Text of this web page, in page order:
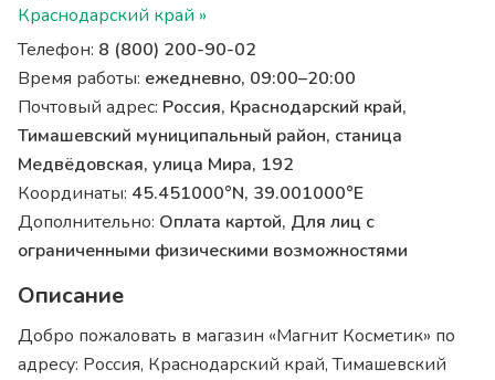
Краснодарский край »
Телефон: 8 (800) 200-90-02
Время работы: ежедневно, 09:00–20:00
Почтовый адрес: Россия, Краснодарский край,
Тимашевский муниципальный район, станица
Медвёдовская, улица Мира, 192
Координаты: 45.451000°N, 39.001000°E
Дополнительно: Оплата картой, Для лиц с
ограниченными физическими возможностями
Описание
Добро пожаловать в магазин «Магнит Косметик» по
адресу: Россия, Краснодарский край, Тимашевский